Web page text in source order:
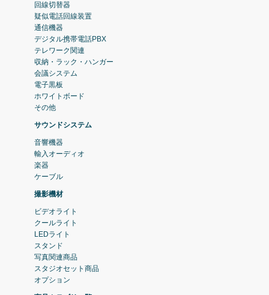
回線切替器
疑似電話回線装置
通信機器
デジタル携帯電話PBX
テレワーク関連
収納・ラック・ハンガー
会議システム
電子黒板
ホワイトボード
その他
サウンドシステム
音響機器
輸入オーディオ
楽器
ケーブル
撮影機材
ビデオライト
クールライト
LEDライト
スタンド
写真関連商品
スタジオセット商品
オプション